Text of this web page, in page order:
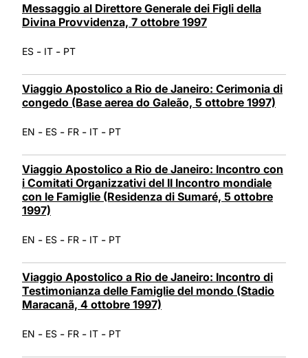
Messaggio al Direttore Generale dei Figli della
Divina Provvidenza, 7 ottobre 1997
ES - IT - PT
Viaggio Apostolico a Rio de Janeiro: Cerimonia di
congedo (Base aerea do Galeão, 5 ottobre 1997)
EN - ES - FR - IT - PT
Viaggio Apostolico a Rio de Janeiro: Incontro con
i Comitati Organizzativi del II Incontro mondiale
con le Famiglie (Residenza di Sumaré, 5 ottobre
1997)
EN - ES - FR - IT - PT
Viaggio Apostolico a Rio de Janeiro: Incontro di
Testimonianza delle Famiglie del mondo (Stadio
Maracanã, 4 ottobre 1997)
EN - ES - FR - IT - PT